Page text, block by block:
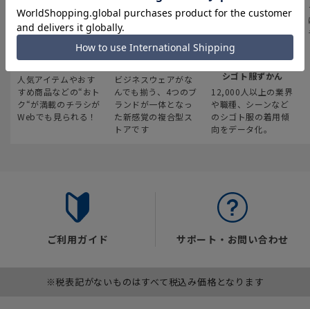
最新のお買い得情報
人気アイテムやおす
すめ商品などの“おト
ク“が満載のチラシが
Webでも見られる！
スーツスクエア
ビジネスウェアがな
んでも揃う、4つのブ
ランドが一体となっ
た新感覚の複合型ス
トアです
みんなの
シゴト服ずかん
12,000人以上の業界
や職種、シーンなど
のシゴト服の着用傾
向をデータ化。
ご利用ガイド サポート・お問い合わせ
※税表記がないものはすべて税込み価格となります